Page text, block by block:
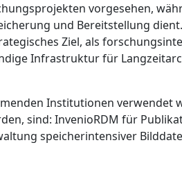
vorgesehen,
und Bereitstellung
Ziel, als
Infrastruktur für
Institutionen verwendet
sind: InvenioRDM für
speicherintensiver